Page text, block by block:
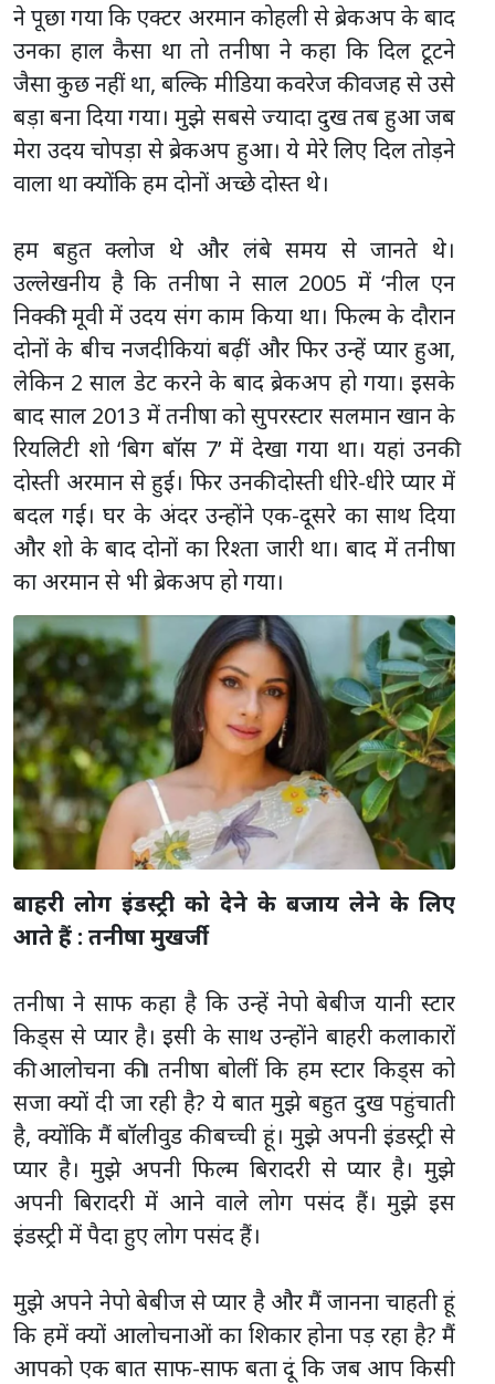
ने पूछा गया कि एक्टर अरमान कोहली से ब्रेकअप के बाद
उनका हाल कैसा था तो तनीषा ने कहा कि दिल टूटने
जैसा कुछ नहीं था, बल्कि मीडिया कवरेज की वजह से उसे
बड़ा बना दिया गया। मुझे सबसे ज्यादा दुख तब हुआ जब
मेरा उदय चोपड़ा से ब्रेकअप हुआ। ये मेरे लिए दिल तोड़ने
वाला था क्योंकि हम दोनों अच्छे दोस्त थे।
हम बहुत क्लोज थे और लंबे समय से जानते थे।
उल्लेखनीय है कि तनीषा ने साल 2005 में ‘नील एन
निक्की’ मूवी में उदय संग काम किया था। फिल्म के दौरान
दोनों के बीच नजदीकियां बढ़ीं और फिर उन्हें प्यार हुआ,
लेकिन 2 साल डेट करने के बाद ब्रेकअप हो गया। इसके
बाद साल 2013 में तनीषा को सुपरस्टार सलमान खान के
रियलिटी शो ‘बिग बॉस 7’ में देखा गया था। यहां उनकी
दोस्ती अरमान से हुई। फिर उनकी दोस्ती धीरे-धीरे प्यार में
बदल गई। घर के अंदर उन्होंने एक-दूसरे का साथ दिया
और शो के बाद दोनों का रिश्ता जारी था। बाद में तनीषा
का अरमान से भी ब्रेकअप हो गया।
बाहरी लोग इंडस्ट्री को देने के बजाय लेने के लिए
आते हैं : तनीषा मुखर्जी
तनीषा ने साफ कहा है कि उन्हें नेपो बेबीज यानी स्टार
किड्स से प्यार है। इसी के साथ उन्होंने बाहरी कलाकारों
की आलोचना की। तनीषा बोलीं कि हम स्टार किड्स को
सजा क्यों दी जा रही है? ये बात मुझे बहुत दुख पहुंचाती
है, क्योंकि मैं बॉलीवुड की बच्ची हूं। मुझे अपनी इंडस्ट्री से
प्यार है। मुझे अपनी फिल्म बिरादरी से प्यार है। मुझे
अपनी बिरादरी में आने वाले लोग पसंद हैं। मुझे इस
इंडस्ट्री में पैदा हुए लोग पसंद हैं।
मुझे अपने नेपो बेबीज से प्यार है और मैं जानना चाहती हूं
कि हमें क्यों आलोचनाओं का शिकार होना पड़ रहा है? मैं
आपको एक बात साफ-साफ बता दूं कि जब आप किसी